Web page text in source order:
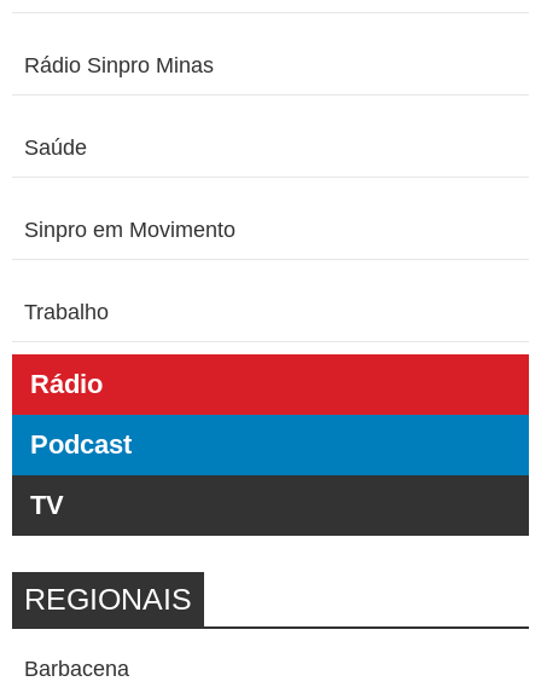
Rádio Sinpro Minas
Saúde
Sinpro em Movimento
Trabalho
Rádio
Podcast
TV
REGIONAIS
Barbacena